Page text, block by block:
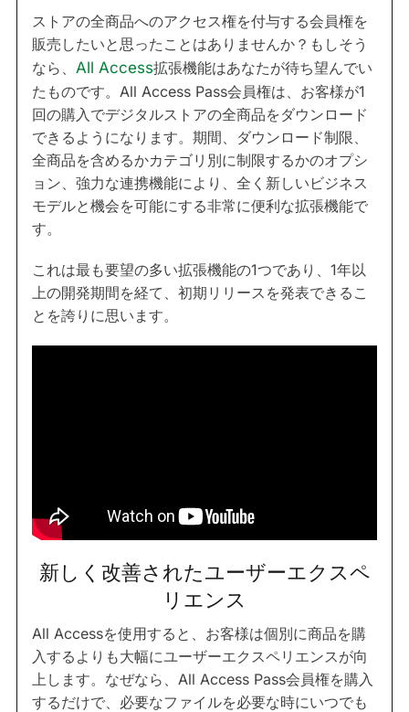
ストアの全商品へのアクセス権を付与する会員権を
販売したいと思ったことはありませんか？もしそう
なら、 All Access拡張機能はあなたが待ち望んでい
たものです。All Access Pass会員権は、お客様が1
回の購入でデジタルストアの全商品をダウンロード
できるようになります。期間、ダウンロード制限、
全商品を含めるかカテゴリ別に制限するかのオプシ
ョン、強力な連携機能により、全く新しいビジネス
モデルと機会を可能にする非常に便利な拡張機能で
す。
これは最も要望の多い拡張機能の1つであり、1年以
上の開発期間を経て、初期リリースを発表できるこ
とを誇りに思います。
新しく改善されたユーザーエクスペ
リエンス
All Accessを使用すると、お客様は個別に商品を購
入するよりも大幅にユーザーエクスペリエンスが向
上します。なぜなら、All Access Pass会員権を購入
するだけで、必要なファイルを必要な時にいつでも